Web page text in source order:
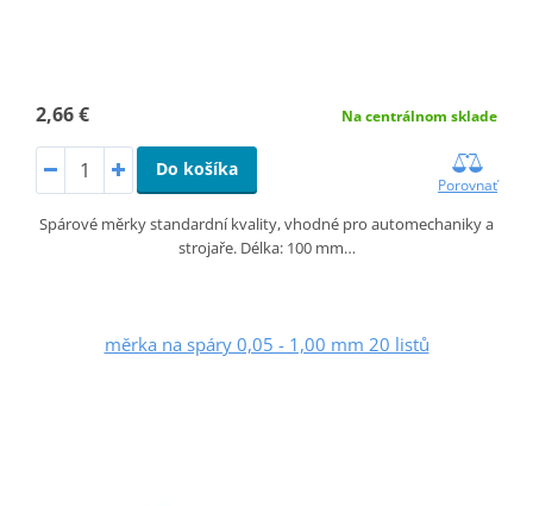
2,66 € Na centrálnom sklade
Do košíka
Porovnať
Spárové měrky standardní kvality, vhodné pro automechaniky a
strojaře. Délka: 100 mm…
měrka na spáry 0,05 - 1,00 mm 20 listů